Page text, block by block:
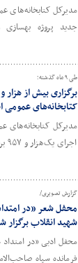
مدیرکل کتابخانه‌های
جدید پروژه بهسازی
طی ۹ ماه گذشته؛
کتابخانه‌های عمومی
مدیرکل کتابخانه‌های
گزارش تصویری/
محفل شعر «در
شهید انقلاب برگزار
محفل ادبی «در امتداد
فرمانده سپاه